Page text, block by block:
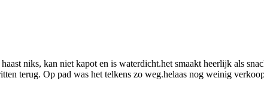
niks, kan niet kapot en is waterdicht.het smaakt heerlijk als
terug. Op pad was het telkens zo weg.helaas nog weinig